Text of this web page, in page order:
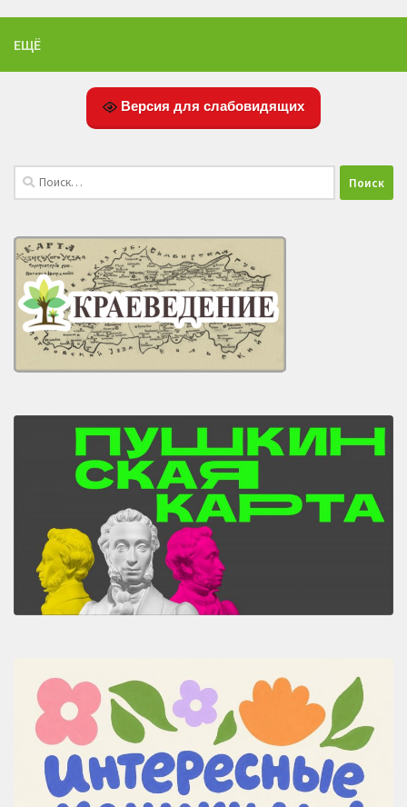
ЕЩЁ
Версия для слабовидящих
Найти: